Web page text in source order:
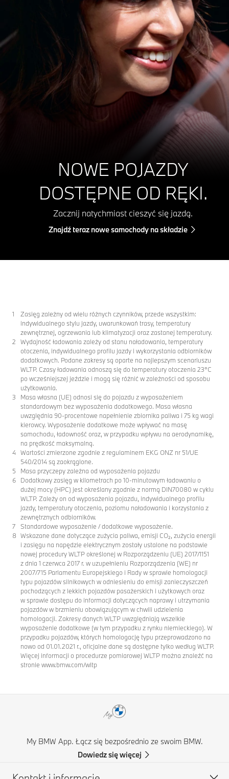
NOWE POJAZDY
DOSTĘPNE OD RĘKI.
Zacznij natychmiast cieszyć się jazdą.
Znajdź teraz nowe samochody na składzie
Zasięg zależny od wielu różnych czynników, przede wszystkim:
indywidualnego stylu jazdy, uwarunkowań trasy, temperatury
zewnętrznej, ogrzewania lub klimatyzacji oraz zastanej temperatury.
Wydajność ładowania zależy od stanu naładowania, temperatury
otoczenia, indywidualnego profilu jazdy i wykorzystania odbiorników
dodatkowych. Podane zakresy są oparte na najlepszym scenariuszu
WLTP. Czasy ładowania odnoszą się do temperatury otoczenia 23°C
po wcześniejszej jeździe i mogą się różnić w zależności od sposobu
użytkowania.
Masa własna (UE) odnosi się do pojazdu z wyposażeniem
standardowym bez wyposażenia dodatkowego. Masa własna
uwzględnia 90-procentowe napełnienie zbiornika paliwa i 75 kg wagi
kierowcy. Wyposażenie dodatkowe może wpływać na masę
samochodu, ładowność oraz, w przypadku wpływu na aerodynamikę,
na prędkość maksymalną.
Wartości zmierzone zgodnie z regulaminem EKG ONZ nr 51/UE
540/2014 są zaokrąglone.
Masa przyczepy zależna od wyposażenia pojazdu
Dodatkowy zasięg w kilometrach po 10-minutowym ładowaniu o
dużej mocy (HPC) jest określany zgodnie z normą DIN70080 w cyklu
WLTP. Zależy on od wyposażenia pojazdu, indywidualnego profilu
jazdy, temperatury otoczenia, poziomu naładowania i korzystania z
zewnętrznych odbiorników.
Standardowe wyposażenie / dodatkowe wyposażenie.
Wskazane dane dotyczące zużycia paliwa, emisji CO₂, zużycia energii
i zasięgu na napędzie elektrycznym zostały ustalone na podstawie
nowej procedury WLTP określonej w Rozporządzeniu (UE) 2017/1151
z dnia 1 czerwca 2017 r. w uzupełnieniu Rozporządzenia (WE) nr
2007/715 Parlamentu Europejskiego i Rady w sprawie homologacji
typu pojazdów silnikowych w odniesieniu do emisji zanieczyszczeń
pochodzących z lekkich pojazdów pasażerskich i użytkowych oraz
w sprawie dostępu do informacji dotyczących naprawy i utrzymania
pojazdów w brzmieniu obowiązującym w chwili udzielenia
homologacji. Zakresy danych WLTP uwzględniają wszelkie
wyposażenie dodatkowe (w tym przypadku z rynku niemieckiego). W
przypadku pojazdów, których homologację typu przeprowadzono na
nowo od 01.01.2021 r., oficjalne dane są dostępne tylko według WLTP.
Więcej informacji o procedurze pomiarowej WLTP można znaleźć na
stronie www.bmw.com/wltp
My BMW App. Łącz się bezpośrednio ze swoim BMW.
Dowiedz się więcej